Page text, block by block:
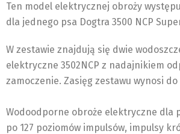
Ten model elektrycznej obroży
dla jednego psa Dogtra 3500 NCP
W zestawie znajdują się dwie
elektryczne 3502NCP z nadajnikiem
zamoczenie. Zasięg zestawu wynosi do
Wodoodporne obroże elektryczne dla
po 127 poziomów impulsów, impulsy